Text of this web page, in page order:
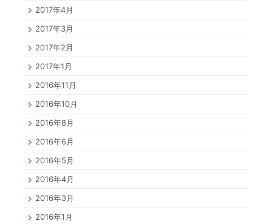
2017年4月
2017年3月
2017年2月
2017年1月
2016年11月
2016年10月
2016年8月
2016年6月
2016年5月
2016年4月
2016年3月
2016年1月